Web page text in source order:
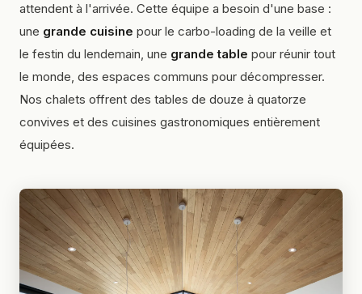
attendent à l'arrivée. Cette équipe a besoin d'une base :
une grande cuisine pour le carbo-loading de la veille et
le festin du lendemain, une grande table pour réunir tout
le monde, des espaces communs pour décompresser.
Nos chalets offrent des tables de douze à quatorze
convives et des cuisines gastronomiques entièrement
équipées.